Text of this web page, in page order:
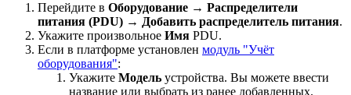
Перейдите в Оборудование → Распределители
питания (PDU) → Добавить распределитель питания.
Укажите произвольное Имя PDU.
Если в платформе установлен модуль "Учёт
оборудования":
Укажите Модель устройства. Вы можете ввести
название или выбрать из ранее добавленных.